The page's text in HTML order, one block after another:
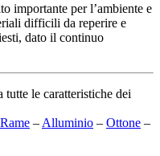
importante per l’ambiente e
difficili da reperire e
dato il continuo
le caratteristiche dei
Rame – Alluminio – Ottone –